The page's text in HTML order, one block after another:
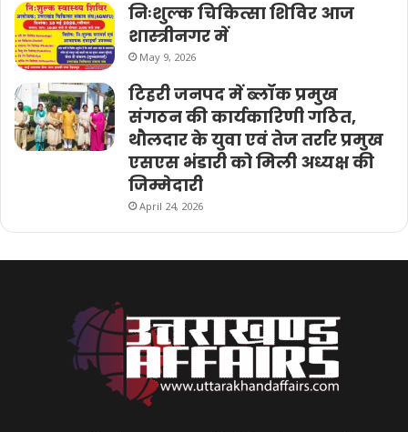
निःशुल्क चिकित्सा शिविर आज
शास्त्रीनगर में
May 9, 2026
टिहरी जनपद में ब्लॉक प्रमुख
संगठन की कार्यकारिणी गठित,
थौलदार के युवा एवं तेज तर्रार प्रमुख
एसएस भंडारी को मिली अध्यक्ष की
जिम्मेदारी
April 24, 2026